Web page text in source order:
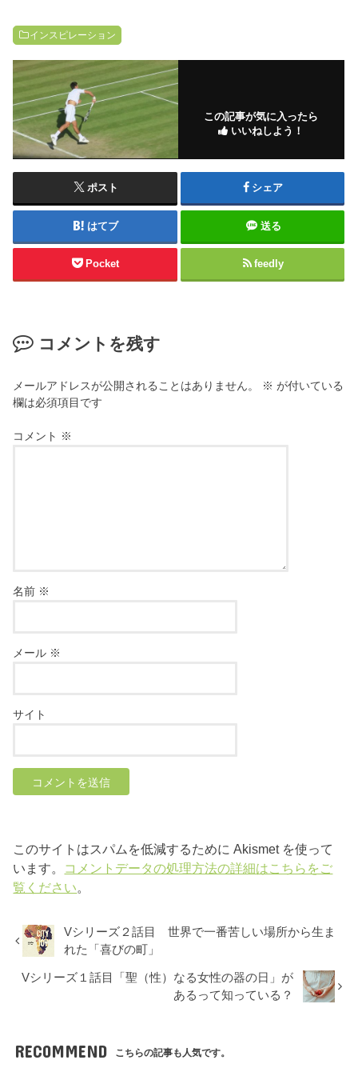
インスピレーション
この記事が気に入ったら
いいねしよう！
ポスト シェア
はてブ 送る
Pocket feedly
コメントを残す
メールアドレスが公開されることはありません。 ※ が付いている
欄は必須項目です
コメント ※
名前 ※
メール ※
サイト
このサイトはスパムを低減するために Akismet を使って
います。 コメントデータの処理方法の詳細はこちらをご
覧ください。
Vシリーズ２話目 世界で一番苦しい場所から生ま
れた「喜びの町」
Vシリーズ１話目「聖（性）なる女性の器の日」が
あるって知っている？
RECOMMEND こちらの記事も人気です。